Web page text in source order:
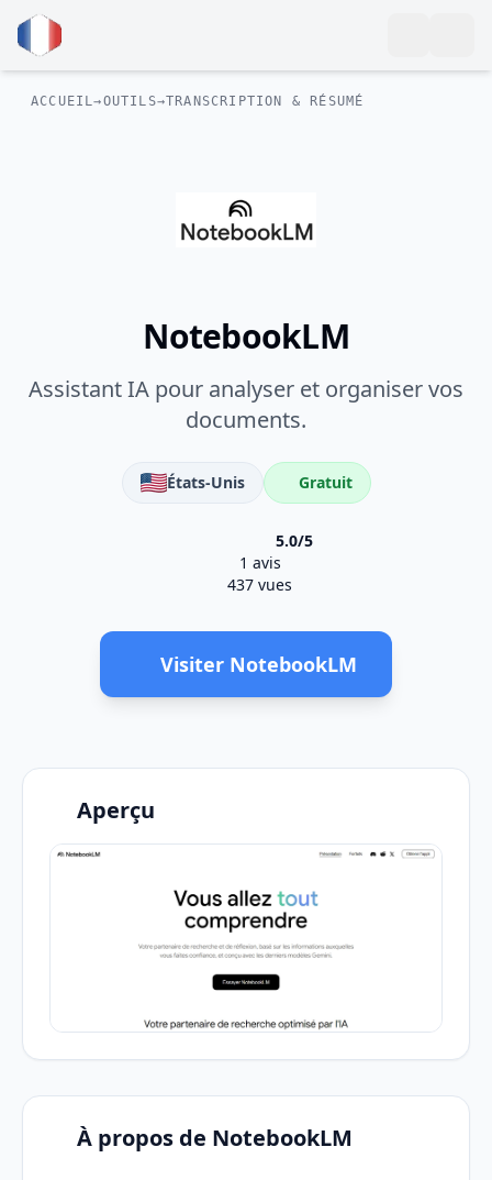
ACCUEIL→OUTILS→TRANSCRIPTION & RÉSUMÉ
NotebookLM
Assistant IA pour analyser et organiser vos
documents.
États-Unis Gratuit
5.0/5
1 avis
437 vues
Visiter NotebookLM
Aperçu
À propos de NotebookLM